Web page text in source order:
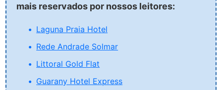
mais reservados por nossos leitores:
Laguna Praia Hotel
Rede Andrade Solmar
Littoral Gold Flat
Guarany Hotel Express